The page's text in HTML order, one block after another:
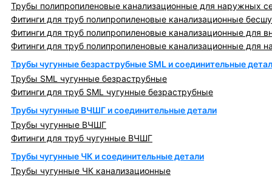
Трубы полипропиленовые канализационные для наружных
Фитинги для труб полипропиленовые канализационные
Фитинги для труб полипропиленовые канализационные для
Фитинги для труб полипропиленовые канализационные для
Трубы чугунные безраструбные SML и соединительные
Трубы SML чугунные безраструбные
Фитинги для труб SML чугунные безраструбные
Трубы чугунные ВЧШГ и соединительные детали
Трубы чугунные ВЧШГ
Фитинги для труб чугунные ВЧШГ
Трубы чугунные ЧК и соединительные детали
Трубы чугунные ЧК канализационные